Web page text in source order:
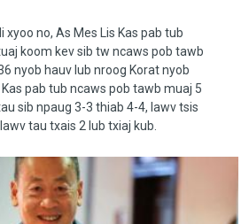
xyoo no, As Mes Lis Kas pab tub
koom kev sib tw ncaws pob tawb
nyob hauv lub nroog Korat nyob
pab tub ncaws pob tawb muaj 5
sib npaug 3-3 thiab 4-4, lawv tsis
tau txais 2 lub txiaj kub.